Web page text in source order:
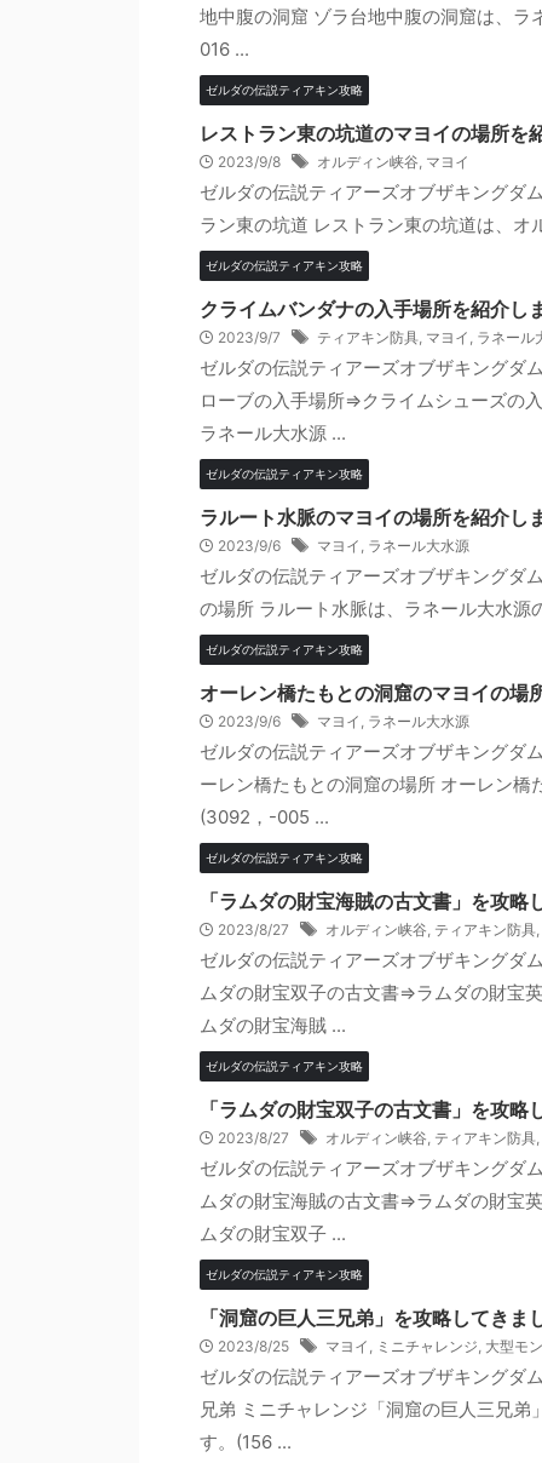
地中腹の洞窟 ゾラ台地中腹の洞窟は、
016 ...
ゼルダの伝説ティアキン攻略
レストラン東の坑道のマヨイの場所を
2023/9/8 オルディン峡谷, マヨイ
ゼルダの伝説ティアーズオブザキングダ
ラン東の坑道 レストラン東の坑道は、
ゼルダの伝説ティアキン攻略
クライムバンダナの入手場所を紹介し
2023/9/7 ティアキン防具, マヨイ , ラネール
ゼルダの伝説ティアーズオブザキングダ
ローブの入手場所⇒クライムシューズの
ラネール大水源 ...
ゼルダの伝説ティアキン攻略
ラルート水脈のマヨイの場所を紹介し
2023/9/6 マヨイ , ラネール大水源
ゼルダの伝説ティアーズオブザキングダ
の場所 ラルート水脈は、ラネール大水
ゼルダの伝説ティアキン攻略
オーレン橋たもとの洞窟のマヨイの場
2023/9/6 マヨイ , ラネール大水源
ゼルダの伝説ティアーズオブザキングダ
ーレン橋たもとの洞窟の場所 オーレン
(3092，-005 ...
ゼルダの伝説ティアキン攻略
「ラムダの財宝海賊の古文書」を攻略
2023/8/27 オルディン峡谷, ティアキン防具,
ゼルダの伝説ティアーズオブザキングダ
ムダの財宝双子の古文書⇒ラムダの財宝
ムダの財宝海賊 ...
ゼルダの伝説ティアキン攻略
「ラムダの財宝双子の古文書」を攻略
2023/8/27 オルディン峡谷, ティアキン防具,
ゼルダの伝説ティアーズオブザキングダ
ムダの財宝海賊の古文書⇒ラムダの財宝
ムダの財宝双子 ...
ゼルダの伝説ティアキン攻略
「洞窟の巨人三兄弟」を攻略してきま
2023/8/25 マヨイ , ミニチャレンジ, 大型モ
ゼルダの伝説ティアーズオブザキングダ
兄弟 ミニチャレンジ「洞窟の巨人三兄
す。(156 ...